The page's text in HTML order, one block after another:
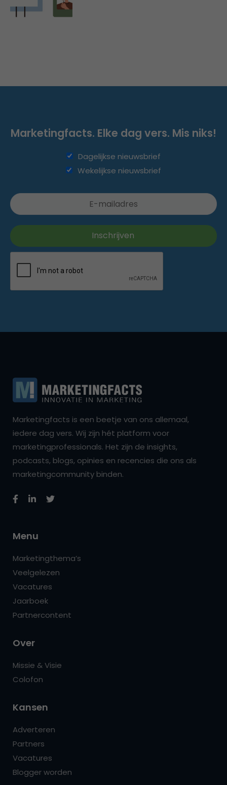
Marketingfacts. Elke dag vers. Mis niks!
Dagelijkse nieuwsbrief
Wekelijkse nieuwsbrief
Marketingfacts is een beetje van ons allemaal,
iedere dag vers. Wij zijn hét platform voor
marketingprofessionals. Het zijn de insights,
podcasts, blogs, opinies en recencies die ons als
marketingcommunity binden.
Menu
Marketingthema’s
Veelgelezen
Vacatures
Jaarboek
Partnercontent
Over
Missie & Visie
Colofon
Kansen
Adverteren
Partners
Vacatures
Blogger worden